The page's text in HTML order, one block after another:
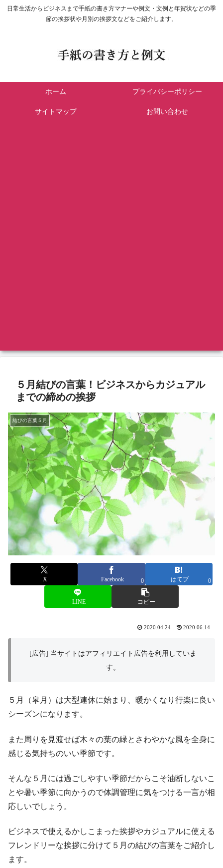
日常生活からビジネスまで手紙の書き方マナーや例文・文例と年賀状などの季
節の挨拶状や月別の挨拶文などをご紹介します。
ホーム プライバシーポリシー
サイトマップ お問い合わせ
５月結びの言葉！ビジネスからカジュアル
までの締めの挨拶
結びの言葉５月
X Facebook 0 はてブ 0
LINE コピー
2020.04.24 2020.06.14
[広告] 当サイトはアフィリエイト広告を利用していま
す。
５月（皐月）は大型連休に始まり、暖かくなり行楽に良い
シーズンになります。
また周りを見渡せば木々の葉の緑とさわやかな風を全身に
感じる気持ちのいい季節です。
そんな５月には過ごしやすい季節だからこそ油断しないこ
とや暑い季節に向かうので体調管理に気をつける一言が相
応しいでしょう。
ビジネスで使えるかしこまった挨拶やカジュアルに使える
フレンドリーな挨拶に分けて５月の結びの言葉をご紹介し
ます。